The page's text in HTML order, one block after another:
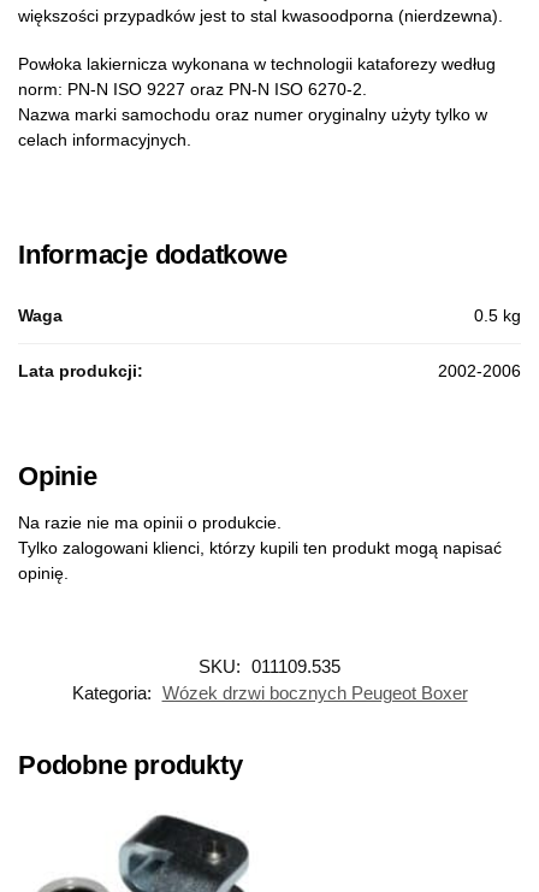
większości przypadków jest to stal kwasoodporna (nierdzewna).
Powłoka lakiernicza wykonana w technologii kataforezy według
norm: PN-N ISO 9227 oraz PN-N ISO 6270-2.
Nazwa marki samochodu oraz numer oryginalny użyty tylko w
celach informacyjnych.
Informacje dodatkowe
Waga 0.5 kg
Lata produkcji: 2002-2006
Opinie
Na razie nie ma opinii o produkcie.
Tylko zalogowani klienci, którzy kupili ten produkt mogą napisać
opinię.
SKU: 011109.535
Kategoria: Wózek drzwi bocznych Peugeot Boxer
Podobne produkty